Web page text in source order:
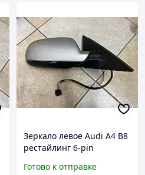
Зеркало левое Audi A4 B8
рестайлинг 6-pin
Готово к отправке